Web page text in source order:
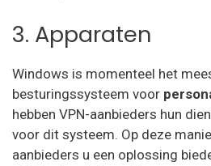
3. Apparaten
Windows is momenteel het
besturingssysteem voor
hebben VPN-aanbieders hun
voor dit systeem. Op deze
aanbieders u een oplossing